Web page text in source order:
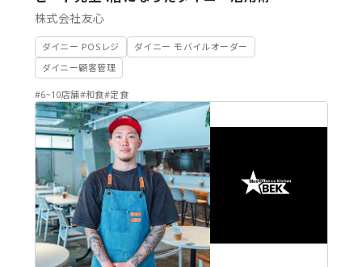
株式会社友心
ダイニー POSレジ
ダイニー モバイルオーダー
ダイニー顧客管理
#6~10店舗#和食#定食